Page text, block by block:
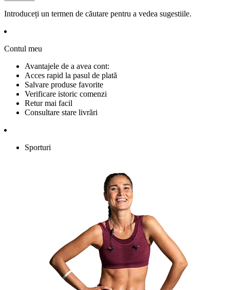
Introduceți un termen de căutare pentru a vedea sugestiile.
Contul meu
Avantajele de a avea cont:
Acces rapid la pasul de plată
Salvare produse favorite
Verificare istoric comenzi
Retur mai facil
Consultare stare livrări
Sporturi